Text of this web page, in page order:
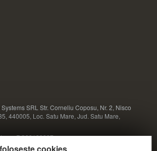
SRL Str. Corneliu Coposu, Nr. 2, Nisco
440005, Loc. Satu Mare, Jud. Satu Mare,
RO33133887